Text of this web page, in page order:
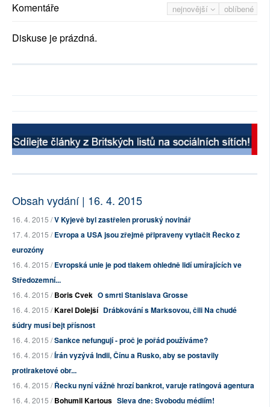
nejnovější oblíbené
Komentáře
Diskuse je prázdná.
Obsah vydání | 16. 4. 2015
16. 4. 2015 /V Kyjevě byl zastřelen proruský novinář
17. 4. 2015 /Evropa a USA jsou zřejmě připraveny vytlačit Řecko z
eurozóny
16. 4. 2015 /Evropská unie je pod tlakem ohledně lidí umírajících ve
Středozemní...
16. 4. 2015 /Boris Cvek O smrti Stanislava Grosse
16. 4. 2015 /Karel Dolejší Drábkování s Marksovou, čili Na chudé
šúdry musí bejt přísnost
16. 4. 2015 /Sankce nefungují - proč je pořád používáme?
16. 4. 2015 /Írán vyzývá Indii, Čínu a Rusko, aby se postavily
protiraketové obr...
16. 4. 2015 /Řecku nyní vážně hrozí bankrot, varuje ratingová agentura
16. 4. 2015 /Bohumil Kartous Sleva dne: Svobodu médiím!